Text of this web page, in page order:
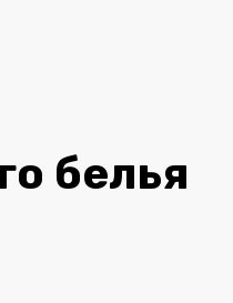
белья